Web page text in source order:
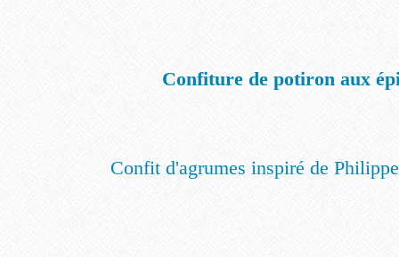
Confiture de potiron aux
Confit d'agrumes inspiré de